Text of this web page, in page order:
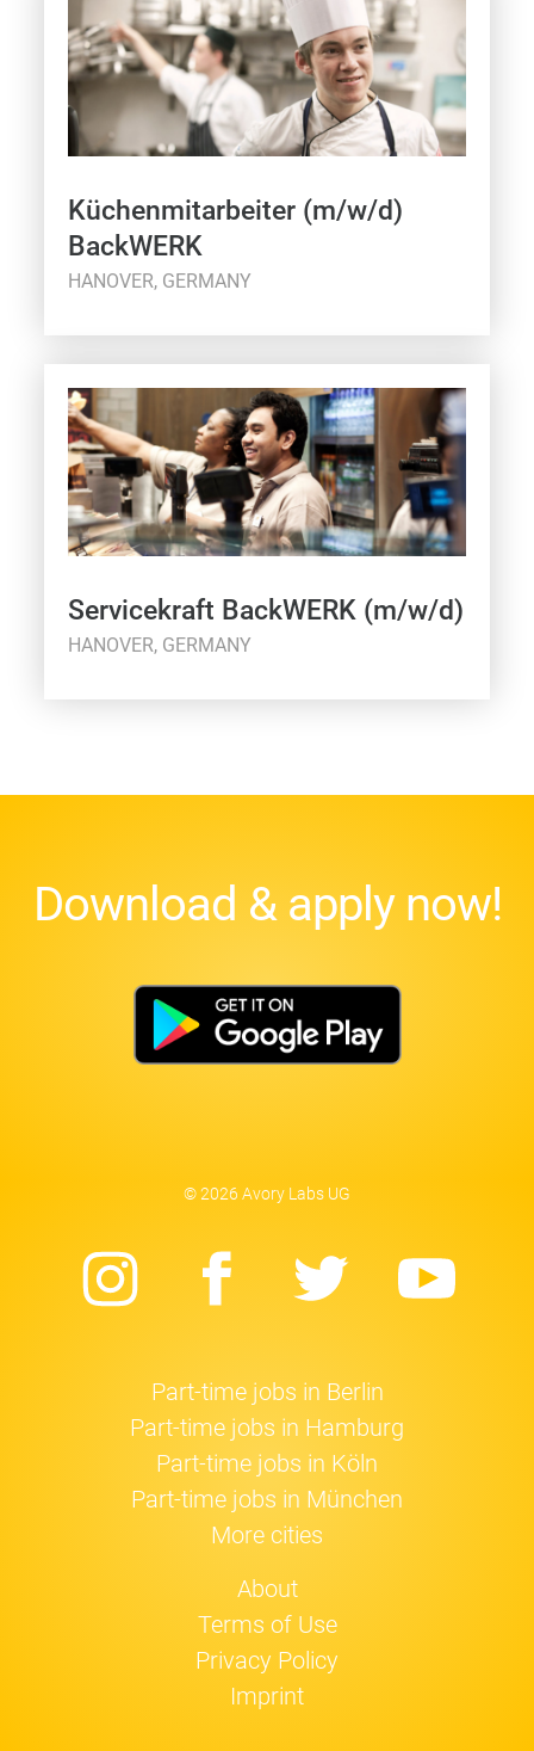
Küchenmitarbeiter (m/w/d)
BackWERK
HANOVER, GERMANY
Servicekraft BackWERK (m/w/d)
HANOVER, GERMANY
Download & apply now!
© 2026 Avory Labs UG
Instagram
Facebook
Twitter
Part-time jobs in Berlin
Part-time jobs in Hamburg
Part-time jobs in Köln
Part-time jobs in München
More cities
About
Terms of Use
Privacy Policy
Imprint